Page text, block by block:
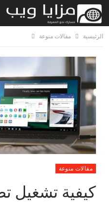
الرئيسية مقالات منوعة
مقالات منوعة
كيفية تشغيل